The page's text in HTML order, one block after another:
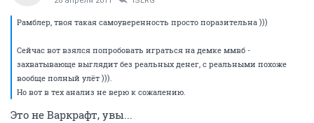
Рамблер, твоя такая самоуверенность просто поразительна )))
Сейчас вот взялся попробовать играться на демке ммвб -
захватывающе выглядит без реальных денег, с реальными похоже
вообще полный улёт ))).
Но вот в тех анализ не верю к сожалению.
Это не Варкрафт, увы...